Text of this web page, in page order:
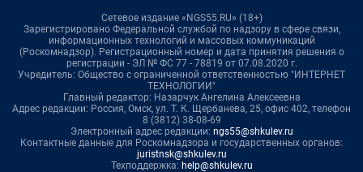
Сетевое издание «NGS55.RU» (18+)
Зарегистрировано Федеральной службой по надзору в сфере связи,
информационных технологий и массовых коммуникаций
(Роскомнадзор). Регистрационный номер и дата принятия решения о
регистрации - ЭЛ № ФС 77 - 78819 от 07.08.2020 г.
Учредитель: Общество с ограниченной ответственностью "ИНТЕРНЕТ
ТЕХНОЛОГИИ"
Главный редактор: Назарчук Ангелина Алексеевна
Адрес редакции: Россия, Омск, ул. Т. К. Щербанева, 25, офис 402, телефон
8 (3812) 38-08-69
Электронный адрес редакции: ngs55@shkulev.ru
Контактные данные для Роскомнадзора и государственных органов:
juristnsk@shkulev.ru
Техподдержка: help@shkulev.ru